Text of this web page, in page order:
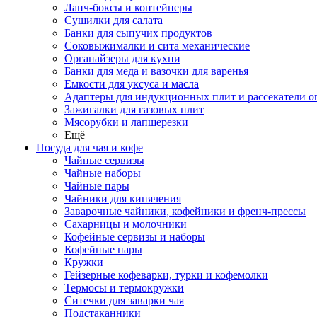
Ланч-боксы и контейнеры
Сушилки для салата
Банки для сыпучих продуктов
Соковыжималки и сита механические
Органайзеры для кухни
Банки для меда и вазочки для варенья
Емкости для уксуса и масла
Адаптеры для индукционных плит и рассекатели
Зажигалки для газовых плит
Мясорубки и лапшерезки
Ещё
Посуда для чая и кофе
Чайные сервизы
Чайные наборы
Чайные пары
Чайники для кипячения
Заварочные чайники, кофейники и френч-прессы
Сахарницы и молочники
Кофейные сервизы и наборы
Кофейные пары
Кружки
Гейзерные кофеварки, турки и кофемолки
Термосы и термокружки
Ситечки для заварки чая
Подстаканники